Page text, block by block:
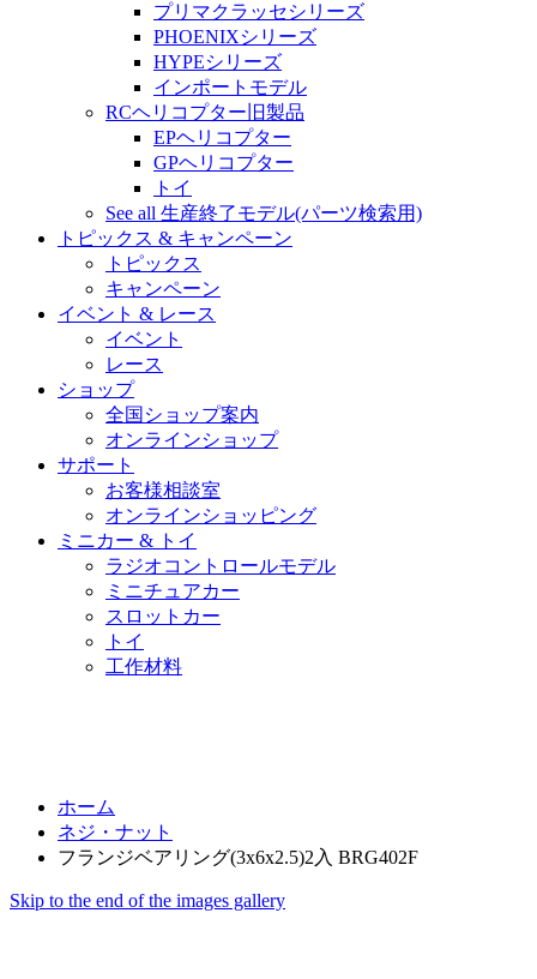
プリマクラッセシリーズ
PHOENIXシリーズ
HYPEシリーズ
インポートモデル
RCヘリコプター旧製品
EPヘリコプター
GPヘリコプター
トイ
See all 生産終了モデル(パーツ検索用)
トピックス & キャンペーン
トピックス
キャンペーン
イベント & レース
イベント
レース
ショップ
全国ショップ案内
オンラインショップ
サポート
お客様相談室
オンラインショッピング
ミニカー & トイ
ラジオコントロールモデル
ミニチュアカー
スロットカー
トイ
工作材料
ホーム
ネジ・ナット
フランジベアリング(3x6x2.5)2入 BRG402F
Skip to the end of the images gallery